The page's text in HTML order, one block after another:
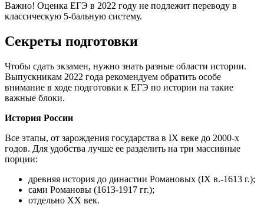
Важно! Оценка ЕГЭ в 2022 году не подлежит переводу в
классическую 5-бальную систему.
Секреты подготовки
Чтобы сдать экзамен, нужно знать разные области истории.
Выпускникам 2022 года рекомендуем обратить особе
внимание в ходе подготовки к ЕГЭ по истории на такие
важные блоки.
История России
Все этапы, от зарождения государства в IX веке до 2000-х
годов. Для удобства лучше ее разделить на три массивные
порции:
древняя история до династии Романовых (IX в.-1613 г.);
сами Романовы (1613-1917 гг.);
отдельно XX век.